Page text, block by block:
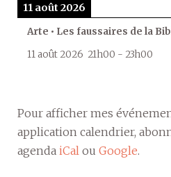
11 août 2026
Arte • Les faussaires de la
11 août 2026 21h00 - 23h00
Pour afficher mes
application calendrier,
agenda iCal ou Google.